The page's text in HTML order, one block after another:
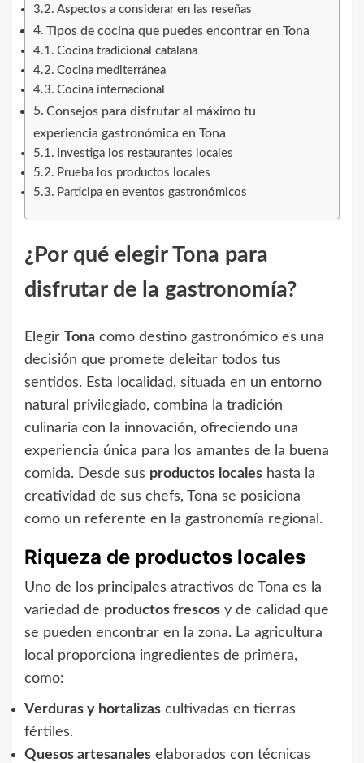
Aspectos a considerar en las reseñas
Tipos de cocina que puedes encontrar en Tona
Cocina tradicional catalana
Cocina mediterránea
Cocina internacional
Consejos para disfrutar al máximo tu
experiencia gastronómica en Tona
Investiga los restaurantes locales
Prueba los productos locales
Participa en eventos gastronómicos
¿Por qué elegir Tona para
disfrutar de la gastronomía?
Elegir Tona como destino gastronómico es una
decisión que promete deleitar todos tus
sentidos. Esta localidad, situada en un entorno
natural privilegiado, combina la tradición
culinaria con la innovación, ofreciendo una
experiencia única para los amantes de la buena
comida. Desde sus productos locales hasta la
creatividad de sus chefs, Tona se posiciona
como un referente en la gastronomía regional.
Riqueza de productos locales
Uno de los principales atractivos de Tona es la
variedad de productos frescos y de calidad que
se pueden encontrar en la zona. La agricultura
local proporciona ingredientes de primera,
como:
Verduras y hortalizas cultivadas en tierras
fértiles.
Quesos artesanales elaborados con técnicas